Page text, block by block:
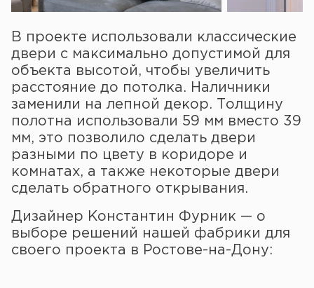
В проекте использовали классические
двери с максимально допустимой для
объекта высотой, чтобы увеличить
расстояние до потолка. Наличники
заменили на лепной декор. Толщину
полотна использовали 59 мм вместо 39
мм, это позволило сделать двери
разными по цвету в коридоре и
комнатах, а также некоторые двери
сделать обратного открывания.
Дизайнер Константин Фурник — о
выборе решений нашей фабрики для
своего проекта в Ростове-на-Дону: